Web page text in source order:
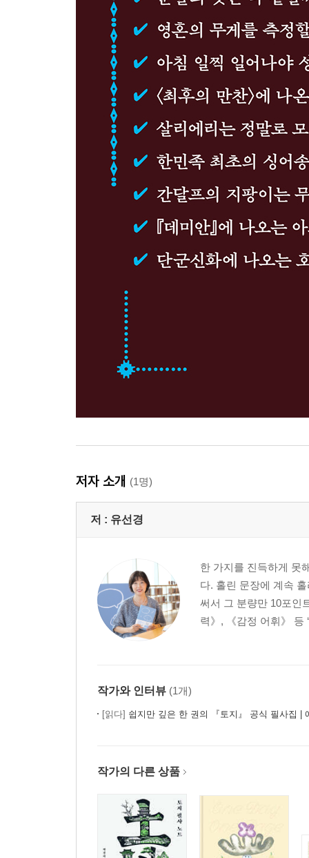
‘맨발의 이사도라’는 얼마나 기쁨으로 가득찼을까?
로댕의 〈생각하는 사람〉 속에는 무엇이 들어있
아름다운 인체의 기준이 왜 8등신일까?
〈미녀의 야수〉의 야수는 누구를 모델로 삼았을까
왜 유럽의 성당이나 한국의 궁궐 지붕에 괴물이 앉
파가니니에게 왜 악마의 바이올리니스트라고 했을
정물화에 왜 해골을 그려 넣었을까?
벨 에포크, 아름다운 시절은 언제였을까?
화투의 ‘비광’ 속 우산 쓴 사람은 누구일까?
한민족 최초의 싱어송라이터는 누구일까?
안견의 〈몽유도원도〉는 어쩌다 살생부가 됐을까?
김정희와 김홍도에게 닮은 점이 있을까?
중국의 시를 차용한 클래식 음악이 무엇일까?
7. 신화로 묻다
해인사의 ‘해인’은 무엇일까?
아귀는 이름이 왜 아귀일까?
아수라와 야누스는 무엇일까?
『데미안』에 나오는 아브락사스는 무엇일까?
뉴턴이 말한 ‘거인들의 어깨’에서 거인은 누구일까?
승리의 여신은 누구일까?
스타벅스 로고의 머리 푼 여인은 누구일까?
『임금님 귀는 당나귀 귀』에서 임금님은 누구였을
건달은 원래 뭐 하던 인물일까?
상사병도 병일까?
단군신화에 나오는 호랑이는 그 후 어디로 갔을까?
사람의 눈은 왜 두 개일까?
지혜에 대한 동서양의 관점이 어떻게 다를까?
사람이 살고 싶어 하는 이상향은 어떤 곳일까?
저자 소개 (1명)
저 : 유선경
한 가지를 진득하게 못
다. 홀린 문장에 계속
써서 그 분량만 10포인
력》, 《감정 어휘》 등
작가와 인터뷰 (1개)
[읽다] 쉽지만 깊은 한 권의 『토지』 공식 필사집 |
작가의 다른 상품